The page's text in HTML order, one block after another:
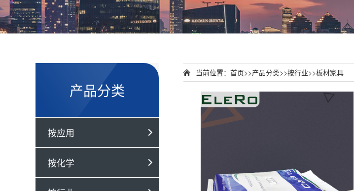
产品分类
按应用
按化学
当前位置： 首页>>产品分类>>按行业>>板材家具